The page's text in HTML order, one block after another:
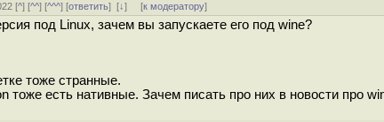
[^] [^^] [^^^] [ответить][↓] [к модератору]
под Linux, зачем вы запускаете его под wine?
тоже странные.
тоже есть нативные. Зачем писать про них в новости про